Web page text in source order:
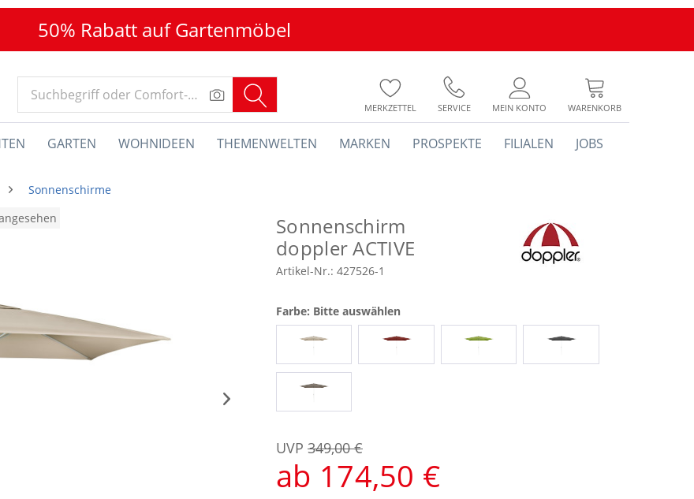
50% Rabatt auf Gartenmöbel
MERKZETTEL SERVICE MEIN KONTO WARENKORB
GARTEN WOHNIDEEN THEMENWELTEN MARKEN PROSPEKTE FILIALEN JOBS
Sonnenschirme
Sonnenschirm
doppler ACTIVE
Artikel-Nr.: 427526-1
ab 174,50 €
UVP 349,00 €
Farbe: Bitte auswählen